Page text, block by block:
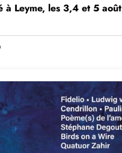
à Leyme, les 3,4 et 5 août